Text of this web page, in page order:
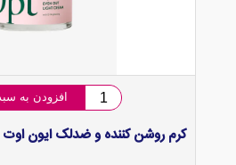
افزودن به
کرم روشن کننده و ضدلک ایون اوت